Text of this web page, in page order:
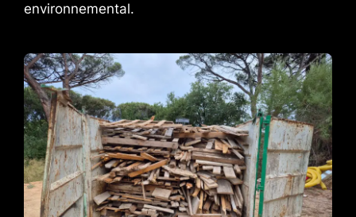
environnemental.